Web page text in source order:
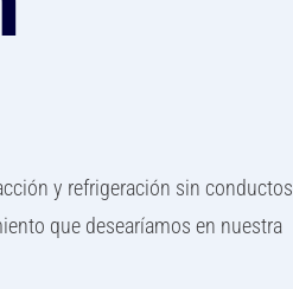
y refrigeración sin conductos
que desearíamos en nuestra